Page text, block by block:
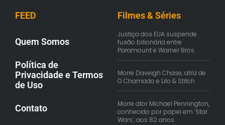
FEED
Quem Somos
Política de
Privacidade e Termos
de Uso
Contato
Filmes & Séries
Justiça dos EUA suspende
fusão bilionária entre
Paramount e Warner Bros.
Morre Daveigh Chase, atriz de
O Chamado e Lilo & Stitch
Morre ator Michael Pennington,
conhecido por papel em ‘Star
Wars’, aos 82 anos